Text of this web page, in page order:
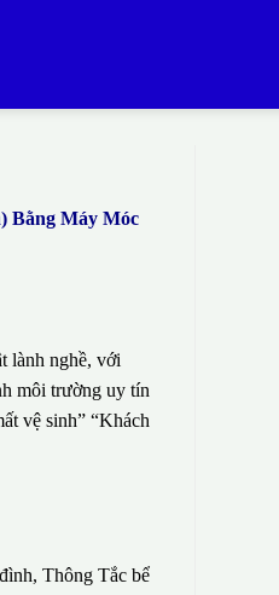
Bằng Máy Móc
lành nghề, với
môi trường uy tín
vệ sinh” “Khách
Thông Tắc bể